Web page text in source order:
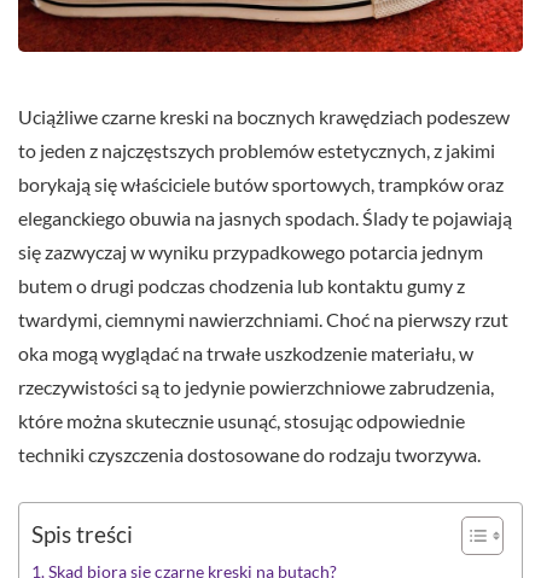
Uciążliwe czarne kreski na bocznych krawędziach podeszew
to jeden z najczęstszych problemów estetycznych, z jakimi
borykają się właściciele butów sportowych, trampków oraz
eleganckiego obuwia na jasnych spodach. Ślady te pojawiają
się zazwyczaj w wyniku przypadkowego potarcia jednym
butem o drugi podczas chodzenia lub kontaktu gumy z
twardymi, ciemnymi nawierzchniami. Choć na pierwszy rzut
oka mogą wyglądać na trwałe uszkodzenie materiału, w
rzeczywistości są to jedynie powierzchniowe zabrudzenia,
które można skutecznie usunąć, stosując odpowiednie
techniki czyszczenia dostosowane do rodzaju tworzywa.
Spis treści
Skąd biorą się czarne kreski na butach?